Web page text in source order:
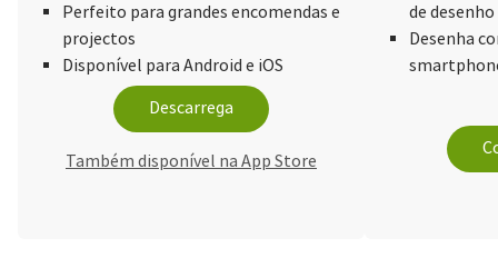
Perfeito para grandes encomendas e
projectos
Disponível para Android e iOS
Descarrega
Também disponível na App Store
de desenho
Desenha